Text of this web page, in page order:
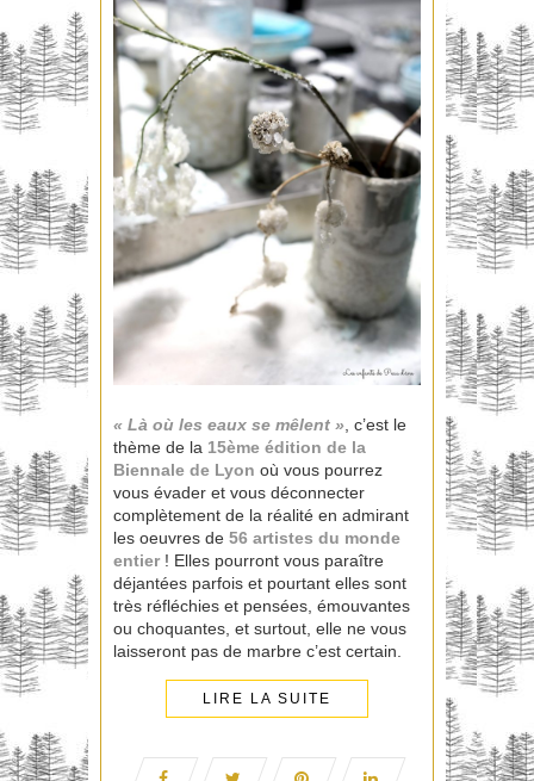
« Là où les eaux se mêlent », c’est le
thème de la 15ème édition de la
Biennale de Lyon où vous pourrez
vous évader et vous déconnecter
complètement de la réalité en admirant
les oeuvres de 56 artistes du monde
entier ! Elles pourront vous paraître
déjantées parfois et pourtant elles sont
très réfléchies et pensées, émouvantes
ou choquantes, et surtout, elle ne vous
laisseront pas de marbre c’est certain.
LIRE LA SUITE